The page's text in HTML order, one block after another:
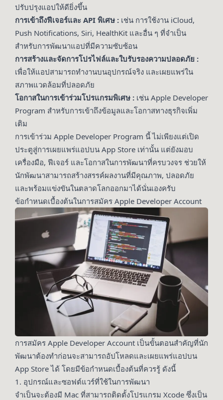
ปรับปรุงแอปให้ดียิ่งขึ้น
การเข้าถึงฟีเจอร์และ API พิเศษ : เช่น การใช้งาน iCloud,
Push Notifications, Siri, HealthKit และอื่น ๆ ที่จำเป็น
สำหรับการพัฒนาแอปที่มีความซับซ้อน
การสร้างและจัดการโปรไฟล์และใบรับรองความปลอดภัย :
เพื่อให้แอปสามารถทำงานบนอุปกรณ์จริง และเผยแพร่ใน
สภาพแวดล้อมที่ปลอดภัย
โอกาสในการเข้าร่วมโปรแกรมพิเศษ : เช่น Apple Developer
Program สำหรับการเข้าถึงข้อมูลและโอกาสทางธุรกิจเพิ่ม
เติม
การเข้าร่วม Apple Developer Program นี้ ไม่เพียงแต่เปิด
ประตูสู่การเผยแพร่แอปบน App Store เท่านั้น แต่ยังมอบ
เครื่องมือ, ฟีเจอร์ และโอกาสในการพัฒนาที่ครบวงจร ช่วยให้
นักพัฒนาสามารถสร้างสรรค์ผลงานที่มีคุณภาพ, ปลอดภัย
และพร้อมแข่งขันในตลาดโลกออกมาได้นั่นเองครับ
ข้อกำหนดเบื้องต้นในการสมัคร Apple Developer Account
การสมัคร Apple Developer Account เป็นขั้นตอนสำคัญที่นัก
พัฒนาต้องทำก่อนจะสามารถอัปโหลดและเผยแพร่แอปบน
App Store ได้ โดยมีข้อกำหนดเบื้องต้นที่ควรรู้ ดังนี้
1. อุปกรณ์และซอฟต์แวร์ที่ใช้ในการพัฒนา
จำเป็นจะต้องมี Mac ที่สามารถติดตั้งโปรแกรม Xcode ซึ่งเป็น